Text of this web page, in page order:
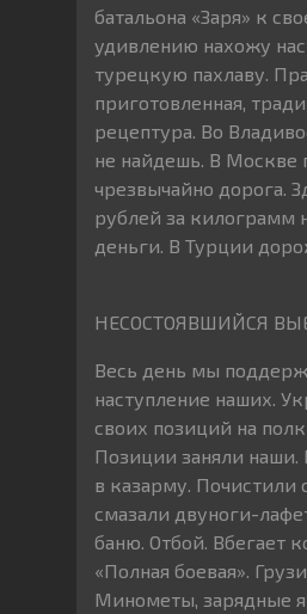
батальона «Заря» к
удивлению нахожу
турецкую пахлаву.
приготовленная,
рецептура. Во
не найдешь. В Москве
чрезвычайно дорога.
рублей за килограмм
деньги. В Турции
НЕСОСТОЯВШИЙСЯ
Весь день мы
наступление наших.
своих позиций на
Позиции заняли
в казарму. Почистили
смазали двуноги-
баню. Отбой. Вбегает
«Полная боевая».
Минометы, зарядные